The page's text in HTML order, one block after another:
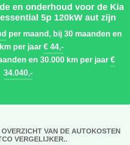
en onderhoud voor de Kia
5p 120kW aut zijn
per maand, bij 30 maanden en
per jaar€ 44,-
en 30.000 km per jaar€
34.040,-
VAN DE AUTOKOSTEN
VERGELIJKER..